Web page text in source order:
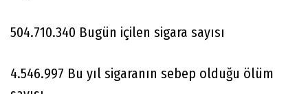
504.710.340 Bugün içilen sigara sayısı
4.546.997 Bu yıl sigaranın sebep olduğu ölüm